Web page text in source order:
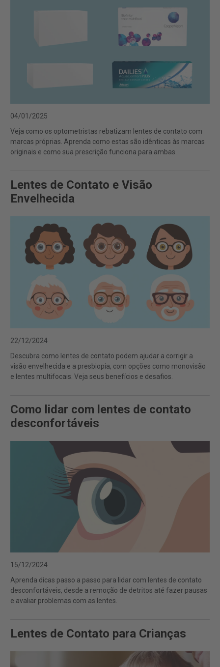
04/01/2025
Veja como os optometristas rebatizam lentes de contato com
marcas próprias. Aprenda como estas são idênticas às marcas
originais e como sua prescrição funciona para ambas.
Lentes de Contato e Visão
Envelhecida
22/12/2024
Descubra como lentes de contato podem ajudar a corrigir a
visão envelhecida e a presbiopia, com opções como monovisão
e lentes multifocais. Veja seus benefícios e desafios.
Como lidar com lentes de contato
desconfortáveis
15/12/2024
Aprenda dicas passo a passo para lidar com lentes de contato
desconfortáveis, desde a remoção de detritos até fazer pausas
e avaliar problemas com as lentes.
Lentes de Contato para Crianças